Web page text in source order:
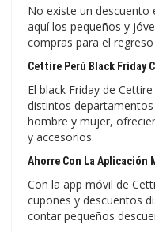
No existe un descuento
aquí los pequeños y
compras para el
Cettire Perú Black Friday
El black Friday de
distintos
hombre y mujer,
y accesorios.
Ahorre Con La Aplicación
Con la app móvil de
cupones y descuentos
contar pequeños